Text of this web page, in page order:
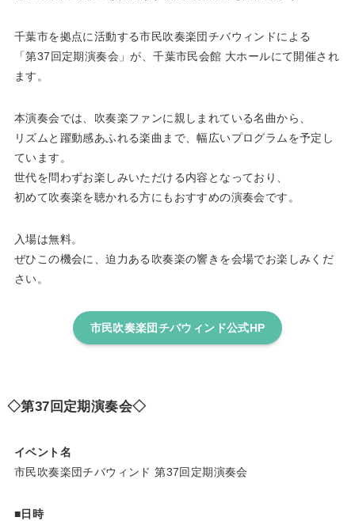
千葉市を拠点に活動する市民吹奏楽団チバウィンドによる
「第37回定期演奏会」が、千葉市民会館 大ホールにて開催され
ます。
本演奏会では、吹奏楽ファンに親しまれている名曲から、
リズムと躍動感あふれる楽曲まで、幅広いプログラムを予定し
ています。
世代を問わずお楽しみいただける内容となっており、
初めて吹奏楽を聴かれる方にもおすすめの演奏会です。
入場は無料。
ぜひこの機会に、迫力ある吹奏楽の響きを会場でお楽しみくだ
さい。
市民吹奏楽団チバウィンド公式HP
◇第37回定期演奏会◇
イベント名
市民吹奏楽団チバウィンド 第37回定期演奏会
■日時